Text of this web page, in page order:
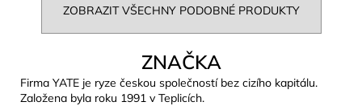
ZOBRAZIT VŠECHNY PODOBNÉ PRODUKTY
ZNAČKA
Firma YATE je ryze českou společností bez cizího kapitálu.
Založena byla roku 1991 v Teplicích.